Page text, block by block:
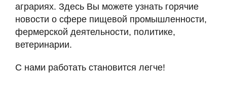
аграриях. Здесь Вы можете узнать горячие
новости о сфере пищевой промышленности,
фермерской деятельности, политике,
ветеринарии.
С нами работать становится легче!